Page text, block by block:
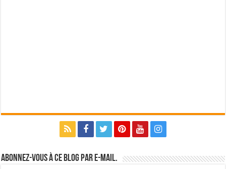
Abonnez-vous à ce blog par e-mail.